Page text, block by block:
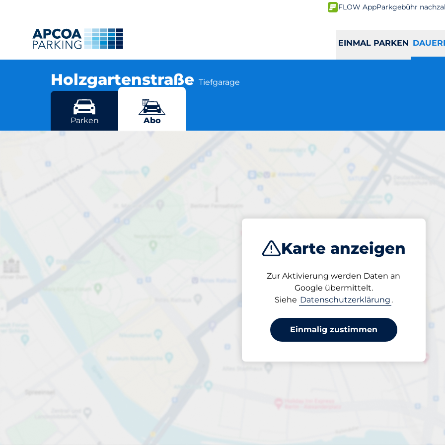
FLOW AppParkgebühr
EINMAL PARKEN
Holzgartenstraße Tiefgarage
Holzgartenstraße, 70174 Stuttgart
Mehr Standorte in Stuttgart
Karte anzeigen
Zur Aktivierung werden Daten an
Google übermittelt.
Siehe Datenschutzerklärung .
Einmalig zustimmen
Parken Abo
Holzgartenstraße
Jetzt geöffnet
Geöffnet